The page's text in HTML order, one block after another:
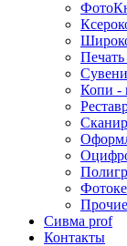
Копи -
Сивма prof
Контакты